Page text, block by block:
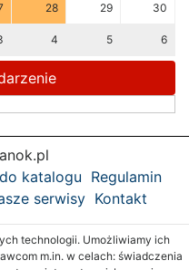
28 29 30
4 5 6
katalogu Regulamin
serwisy Kontakt
technologii. Umożliwiamy ich
m.in. w celach: świadczenia